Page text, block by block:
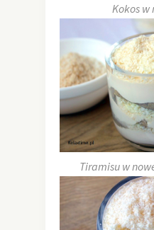
Kokos w
Tiramisu w